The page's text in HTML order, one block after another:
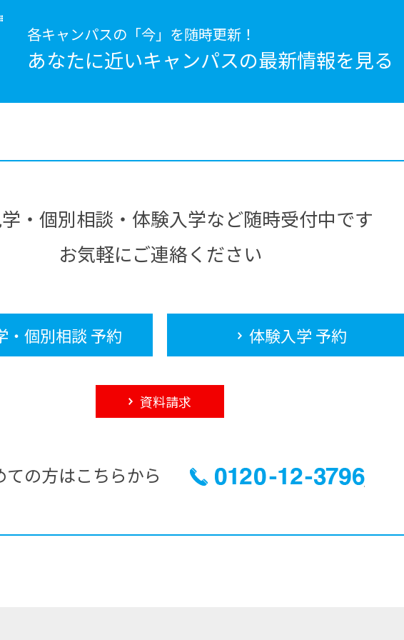
各キャンパスの「今」を随時更新！
あなたに近いキャンパスの最新情報を見る
・個別相談・体験入学など随時受付中です
お気軽にご連絡ください
・個別相談 予約 体験入学 予約
資料請求
ての方はこちらから